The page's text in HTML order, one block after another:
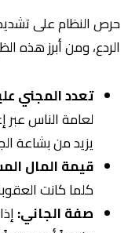
حرص النظام على
الردع، ومن أبرز هذه
تعدد المجني
لعامة الناس عبر
يزيد من بشاعة
قيمة المال
كلما كانت
صفة الجاني: